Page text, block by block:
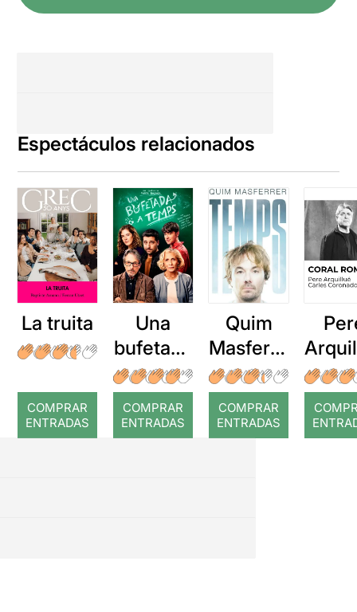
Espectáculos relacionados
La truita
COMPRAR
ENTRADAS
Una
bufetada
a temps
COMPRAR
ENTRADAS
Quim
Masferre
r: Temps
COMPRAR
ENTRADAS
: